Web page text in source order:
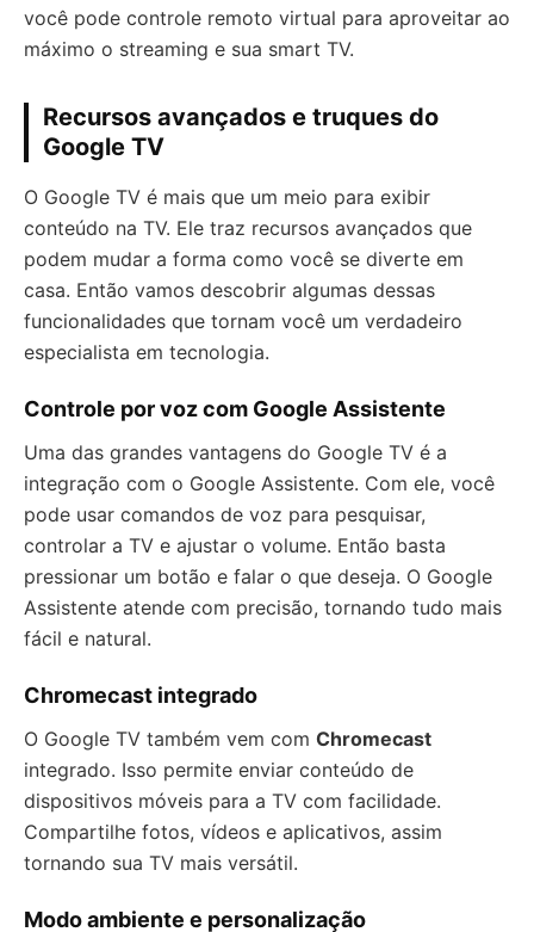
você pode controle remoto virtual para aproveitar ao
máximo o streaming e sua smart TV.
Recursos avançados e truques do
Google TV
O Google TV é mais que um meio para exibir
conteúdo na TV. Ele traz recursos avançados que
podem mudar a forma como você se diverte em
casa. Então vamos descobrir algumas dessas
funcionalidades que tornam você um verdadeiro
especialista em tecnologia.
Controle por voz com Google Assistente
Uma das grandes vantagens do Google TV é a
integração com o Google Assistente. Com ele, você
pode usar comandos de voz para pesquisar,
controlar a TV e ajustar o volume. Então basta
pressionar um botão e falar o que deseja. O Google
Assistente atende com precisão, tornando tudo mais
fácil e natural.
Chromecast integrado
O Google TV também vem com Chromecast
integrado. Isso permite enviar conteúdo de
dispositivos móveis para a TV com facilidade.
Compartilhe fotos, vídeos e aplicativos, assim
tornando sua TV mais versátil.
Modo ambiente e personalização